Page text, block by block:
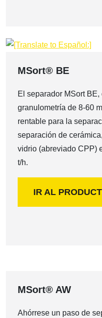
MSort® BE
El separador MSort
granulometría de 8-60
rentable para la
separación de
vidrio (abreviado CPP)
t/h.
IR AL
MSort® AW
Ahórrese un paso de